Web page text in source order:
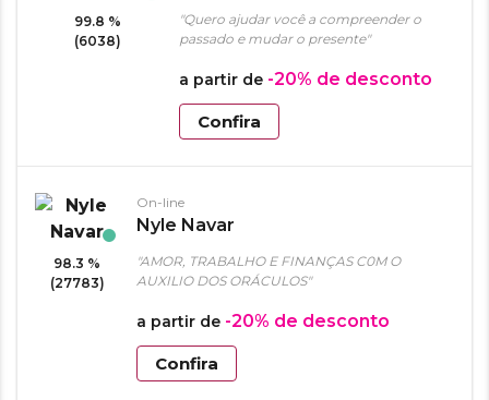
99.8 %
(6038)
"Quero ajudar você a compreender o
passado e mudar o presente"
a partir de -20% de desconto
Confira
98.3 %
(27783)
On-line
Nyle Navar
"AMOR, TRABALHO E FINANÇAS C0M O
AUXILIO DOS ORÁCULOS"
a partir de -20% de desconto
Confira